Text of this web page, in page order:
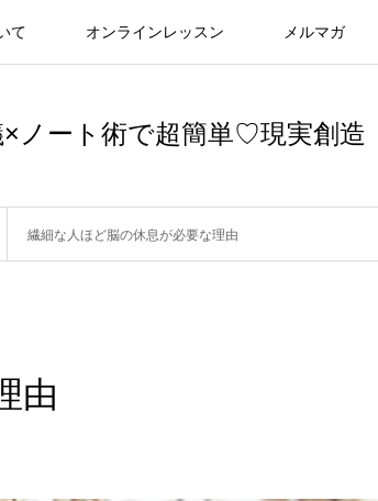
て オンラインレッスン メルマガ
×ノート術で超簡単♡現実創造
繊細な人ほど脳の休息が必要な理由
由